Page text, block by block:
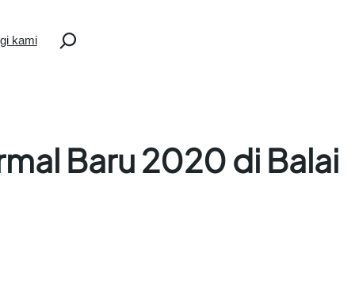
kami
Baru 2020 di Balai